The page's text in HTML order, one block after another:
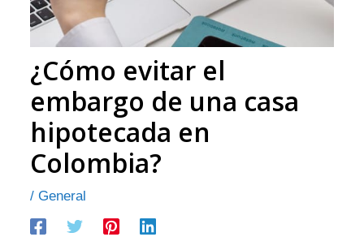
¿Cómo evitar el
embargo de una casa
hipotecada en
Colombia?
/ General